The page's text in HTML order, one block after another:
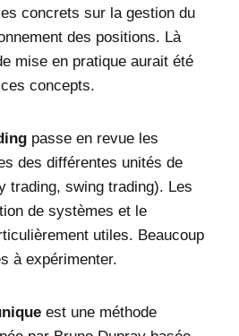
concrets sur la gestion du
des positions. Là
mise en pratique aurait été
concepts.
passe en revue les
des différentes unités de
trading, swing trading). Les
de systèmes et le
utiles. Beaucoup
à expérimenter.
est une méthode